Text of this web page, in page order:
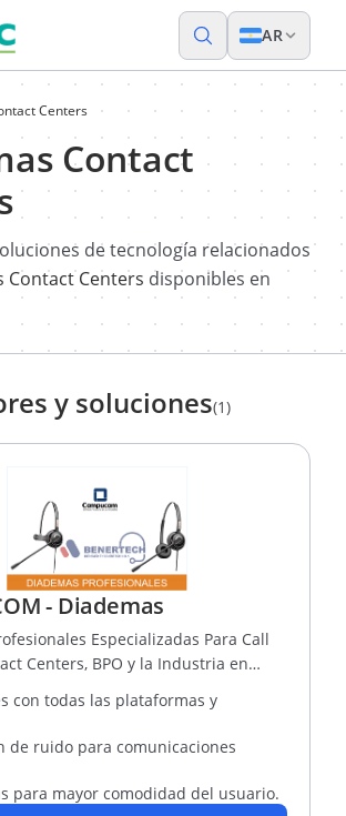
AR
Centers
Contact
de tecnología relacionados
Contact Centers disponibles en
y soluciones(1)
- Diademas
Especializadas Para Call
Centers, BPO y la Industria en
con todas las plataformas y
de ruido para comunicaciones
para mayor comodidad del usuario.